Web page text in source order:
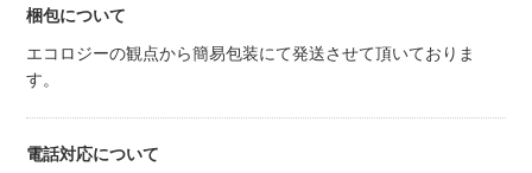
梱包について
エコロジーの観点から簡易包装にて発送させて頂いておりま
す。
電話対応について